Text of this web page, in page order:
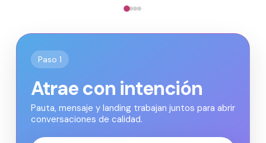
Paso 1
Atrae con intención
Pauta, mensaje y landing trabajan juntos para abrir
conversaciones de calidad.